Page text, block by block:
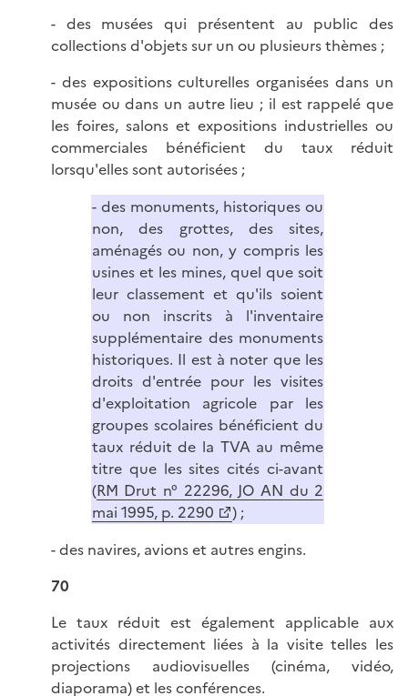
- des musées qui présentent au public des
collections d'objets sur un ou plusieurs thèmes ;
- des expositions culturelles organisées dans un
musée ou dans un autre lieu ; il est rappelé que
les foires, salons et expositions industrielles ou
commerciales bénéficient du taux réduit
lorsqu'elles sont autorisées ;
- des monuments, historiques ou
non, des grottes, des sites,
aménagés ou non, y compris les
usines et les mines, quel que soit
leur classement et qu'ils soient
ou non inscrits à l'inventaire
supplémentaire des monuments
historiques. Il est à noter que les
droits d'entrée pour les visites
d'exploitation agricole par les
groupes scolaires bénéficient du
taux réduit de la TVA au même
titre que les sites cités ci-avant
(RM Drut n° 22296, JO AN du 2
mai 1995, p. 2290
) ;
- des navires, avions et autres engins.
70
Le taux réduit est également applicable aux
activités directement liées à la visite telles les
projections audiovisuelles (cinéma, vidéo,
diaporama) et les conférences.